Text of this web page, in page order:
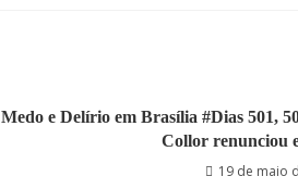
Medo e Delírio em Brasília #Dias 501,
Collor renunciou
19 de maio